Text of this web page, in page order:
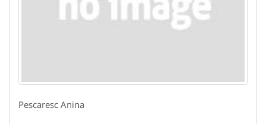
Pescaresc Anina